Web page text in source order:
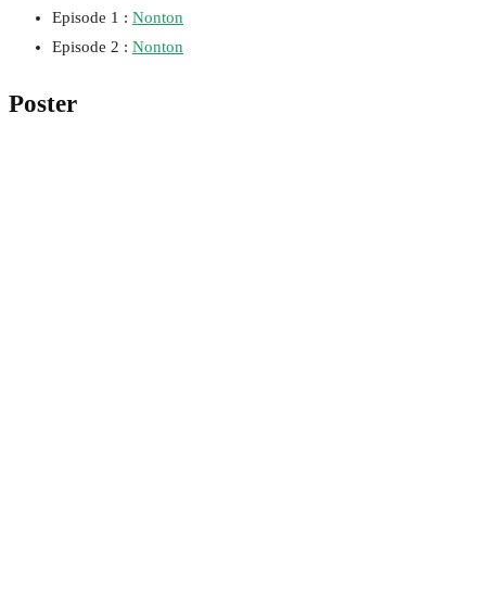
Episode 1 : Nonton
Episode 2 : Nonton
Poster